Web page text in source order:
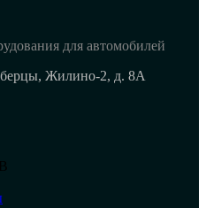
для автомобилей
Жилино-2, д. 8A